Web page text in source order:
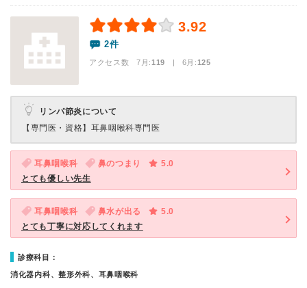
3.92
2件
アクセス数 7月:119 | 6月:125
リンパ節炎について
【専門医・資格】 耳鼻咽喉科専門医
耳鼻咽喉科 鼻のつまり
5.0
とても優しい先生
耳鼻咽喉科 鼻水が出る
5.0
とても丁寧に対応してくれます
診療科目：
消化器内科、整形外科、耳鼻咽喉科